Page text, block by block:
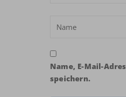
Name, E-Mail-
speichern.